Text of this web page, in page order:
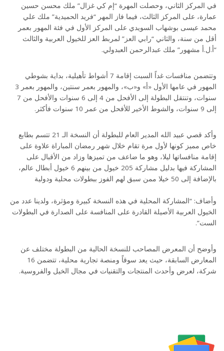
في المركز الثاني، وحصلت المهرة “إم كي غزال” ملك محسن حسين
عمارة، على المركز الثالث، فيما فاز المهر “فريد الحميدية” ملك علي
محمد عيسى بوشهاب السويدي على المركز الأول في فئة المهور بعمر
أقل من سنة، والثاني “رابي العز” لمربط العز للخيول العربية والثالث
“أ.ل.أ مشهور” ملك عبدالرحمن العبدولي.
وتتضمن منافسات غداً السبت إقامة 7 أشواط تأهيلية، بداية بشوطي
المهور في عامها الأول «أ» و«ب»، والمهور بعمر سنتين، والمهور بعمر 3
سنوات، وتنتقل البطولة إلى الأفحل من 4 إلى 6 سنوات والأفحل من 7
إلى 9 سنوات، والشوط الأخير للأفحل من عمر 10 سنوات فأكثر.
وأكد قصي عبيد الله المدير العام للبطولة أن النسخة الـ 21 تتسم بطابع
خاص مميز كونها لأول مرة تقام خلال شهر رمضان المباراة علاوة على
إقامة منافساتها ليلا، وهو ما ضاعف من تميزها وزاد من الأقبال على
المشاركة فيها بدليل مشاركة 205 خيول من بينهم 6 خيول أبطال عالم،
بالإضافة إلى 50 خيلا ممن سبق لهم الفوز ببطولات محلية ودولية
وأضاف: “المشاركة المحلية في هذه النسخة كبيرة ومؤثرة، ولدينا عدد من
الخيول العربية الأصيلة القادرة على المنافسة على الصدارة في البطولات
الست”.
وأوضح أن المعرض المصاحب للنسخة الحالية من البطولة مختلف عن
المعارض السابقة، حيث يعد سوقاً ومنصة تجارية محلية، تتضمن 16
شركة، لعرض وأحدث المنتجات والتقنيات في مجال الخيل والفروسية.